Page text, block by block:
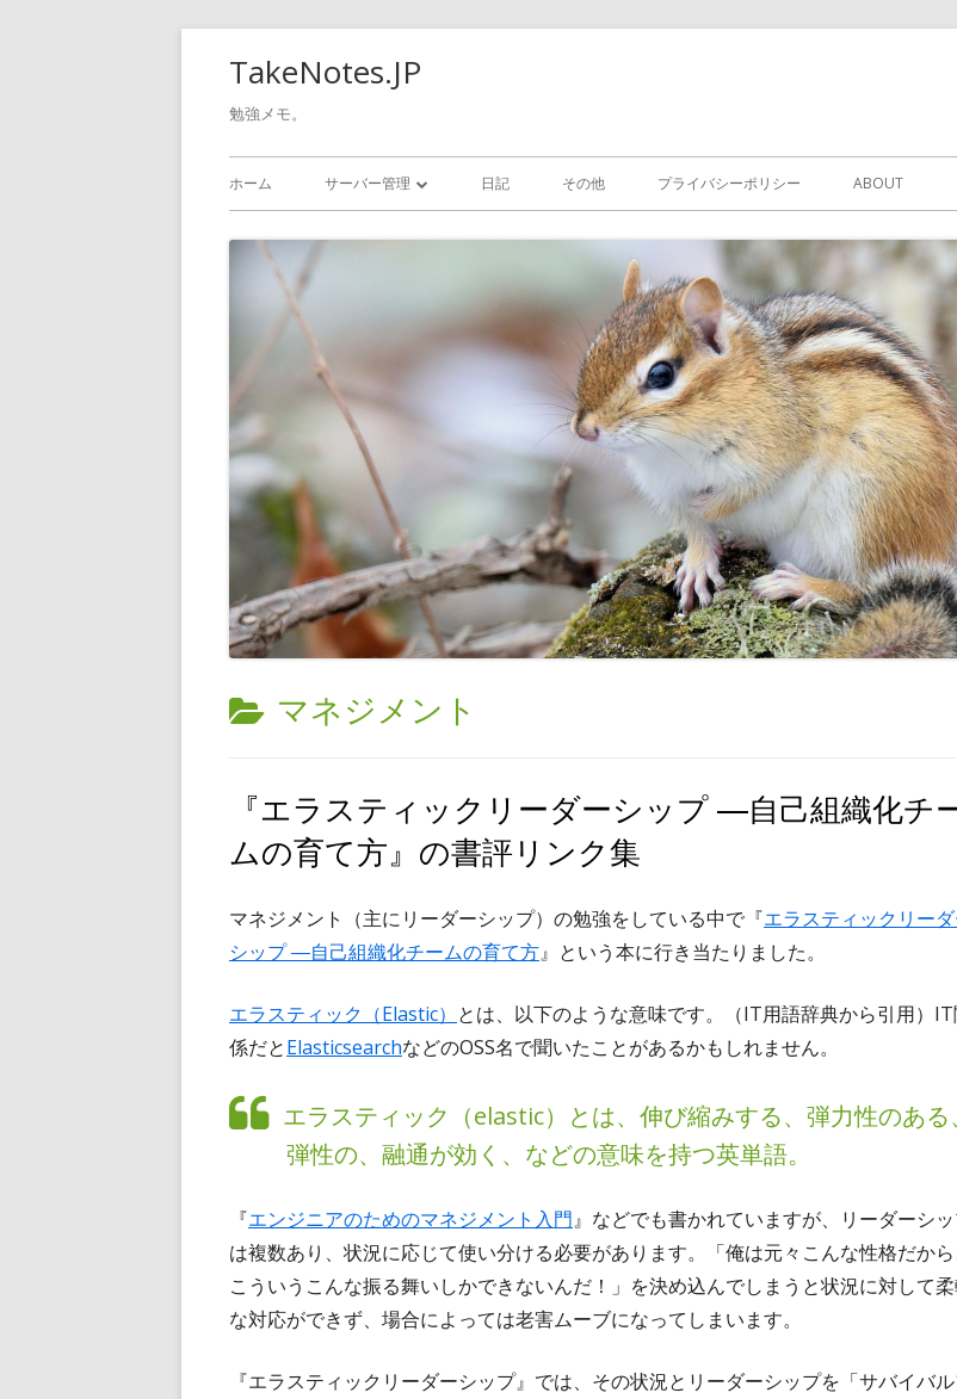
TakeNotes.JP
勉強メモ。
メ
イ
ニ
ュ
ー
ホーム サーバー管理 日記 その他 プライバシーポリシー ABOUT
カ
ゴ
リ
マネジメント
『エラスティックリーダーシップ ―自己組織化チ
ムの育て方』の書評リンク集
マネジメント（主にリーダーシップ）の勉強をしている中で『エラスティックリー
シップ ―自己組織化チームの育て方』という本に行き当たりました。
エラスティック（Elastic） とは、以下のような意味です。（IT用語辞典から引用）IT
係だとElasticsearchなどのOSS名で聞いたことがあるかもしれません。
エラスティック（elastic）とは、伸び縮みする、弾力性のある、
弾性の、融通が効く、などの意味を持つ英単語。
『エンジニアのためのマネジメント入門』などでも書かれていますが、リーダーシ
は複数あり、状況に応じて使い分ける必要があります。「俺は元々こんな性格だから
こういうこんな振る舞いしかできないんだ！」を決め込んでしまうと状況に対して
な対応ができず、場合によっては老害ムーブになってしまいます。
『エラスティックリーダーシップ』では、その状況とリーダーシップを「サバイバ